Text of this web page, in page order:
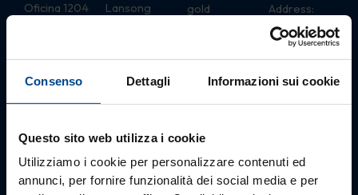
Consenso Dettagli Informazioni sui cookie
Questo sito web utilizza i cookie
Utilizziamo i cookie per personalizzare contenuti ed
annunci, per fornire funzionalità dei social media e per
Oficina 1204
Lansong
Shanghai
gold
54625,
Address:
LaunchLab,
11
Stellenbosc
Dennesig,
Stellenbosc
h,7601